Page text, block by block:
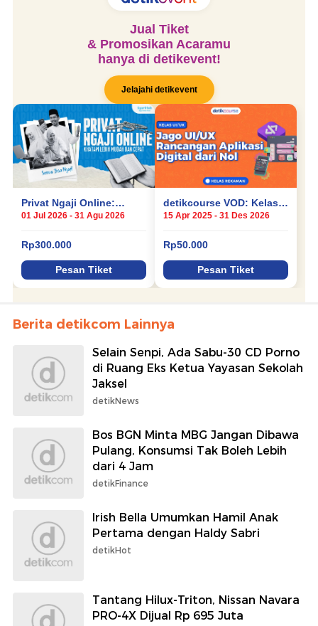
Berita detikcom Lainnya
Selain Senpi, Ada Sabu-30 CD Porno
di Ruang Eks Ketua Yayasan Sekolah
Jaksel
detikNews
Bos BGN Minta MBG Jangan Dibawa
Pulang, Konsumsi Tak Boleh Lebih
dari 4 Jam
detikFinance
Irish Bella Umumkan Hamil Anak
Pertama dengan Haldy Sabri
detikHot
Tantang Hilux-Triton, Nissan Navara
PRO-4X Dijual Rp 695 Juta